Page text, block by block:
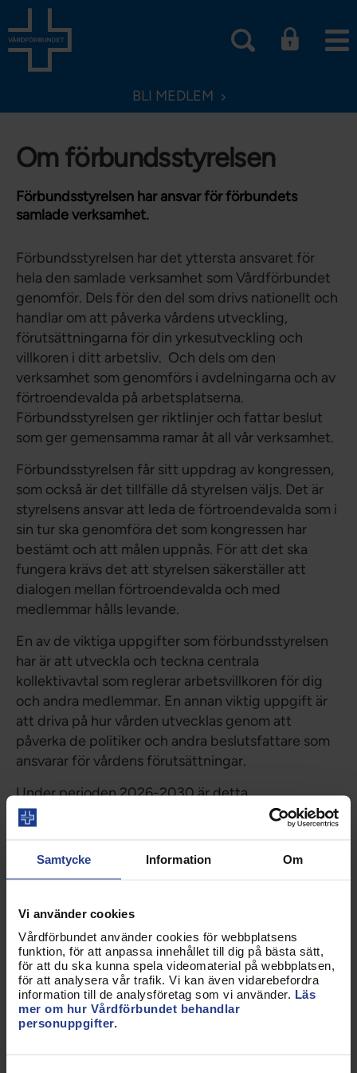
Samtycke Information Om
Vi använder cookies
Vårdförbundet använder cookies för webbplatsens
funktion, för att anpassa innehållet till dig på bästa sätt,
för att du ska kunna spela videomaterial på webbplatsen,
för att analysera vår trafik. Vi kan även vidarebefordra
information till de analysföretag som vi använder. Läs
mer om hur Vårdförbundet behandlar
personuppgifter.
BLI MEDLEM
Om förbundsstyrelsen
Förbundsstyrelsen har ansvar för förbundets
samlade verksamhet.
Förbundsstyrelsen har det yttersta ansvaret för
hela den samlade verksamhet som Vårdförbundet
genomför. Dels för den del som drivs nationellt och
handlar om att påverka vårdens utveckling,
förutsättningarna för din yrkesutveckling och
villkoren i ditt arbetsliv. Och dels om den
verksamhet som genomförs i avdelningarna och av
förtroendevalda på arbetsplatserna.
Förbundsstyrelsen ger riktlinjer och fattar beslut
som ger gemensamma ramar åt all vår verksamhet.
Förbundsstyrelsen får sitt uppdrag av kongressen,
som också är det tillfälle då styrelsen väljs. Det är
styrelsens ansvar att leda de förtroendevalda som i
sin tur ska genomföra det som kongressen har
bestämt och att målen uppnås. För att det ska
fungera krävs det att styrelsen säkerställer att
dialogen mellan förtroendevalda och med
medlemmar hålls levande.
En av de viktiga uppgifter som förbundsstyrelsen
har är att utveckla och teckna centrala
kollektivavtal som reglerar arbetsvillkoren för dig
och andra medlemmar. En annan viktig uppgift är
att driva på hur vården utvecklas genom att
påverka de politiker och andra beslutsfattare som
ansvarar för vårdens förutsättningar.
Under perioden 2026-2030 är detta
Vårdförbundets förbundsstyrelse:
Förbundsordförande
Vice ordförande
Madelene Meramveliotaki,Skåne
Anna Seiborg Kidell, Kronoberg
Ledamöter